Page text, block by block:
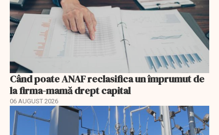
Când poate ANAF reclasifica un împrumut de
la firma-mamă drept capital
06 AUGUST 2026